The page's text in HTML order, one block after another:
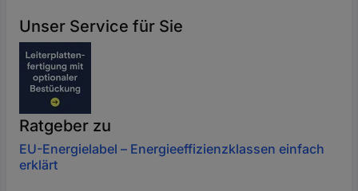
Unser Service für Sie
Ratgeber zu
EU-Energielabel – Energieeffizienzklassen einfach
erklärt